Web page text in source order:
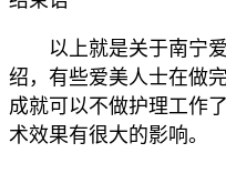
以上就是关于南宁爱
绍，有些爱美人士在做
成就可以不做护理工作
术效果有很大的影响。